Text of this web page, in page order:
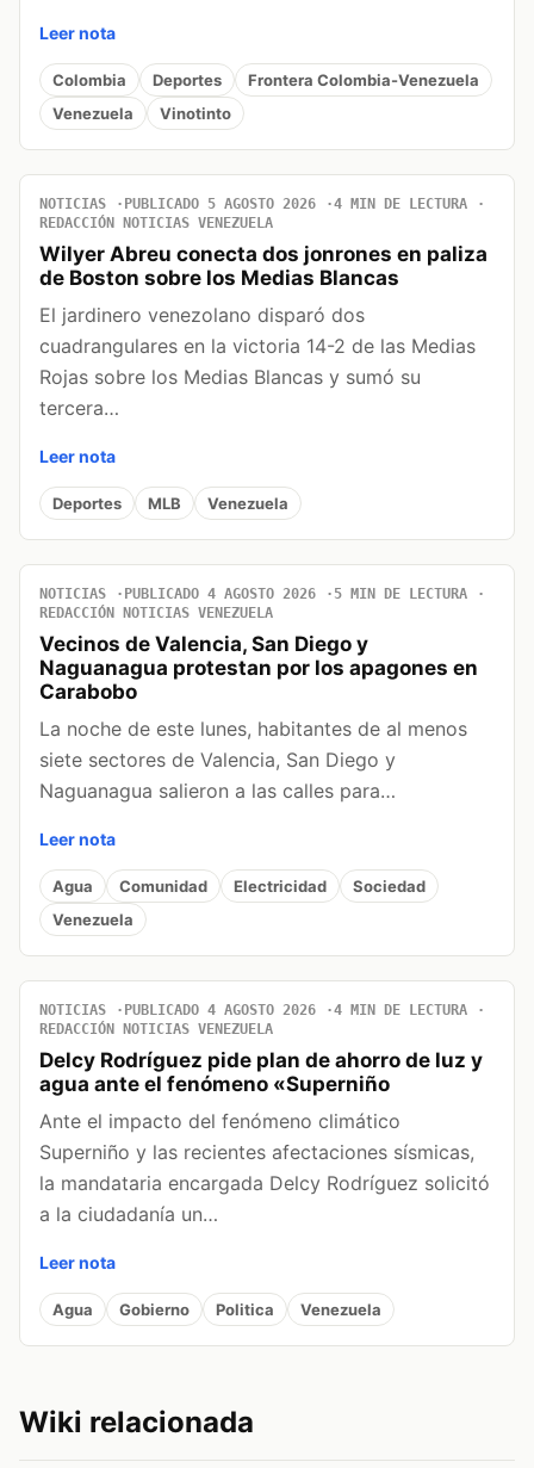
Leer nota
Colombia Deportes
Frontera Colombia-Venezuela
Venezuela
Vinotinto
NOTICIAS PUBLICADO 5 AGOSTO 2026
4 MIN DE LECTURA
REDACCIÓN NOTICIAS VENEZUELA
Wilyer Abreu conecta dos jonrones en paliza
de Boston sobre los Medias Blancas
El jardinero venezolano disparó dos
cuadrangulares en la victoria 14-2 de las Medias
Rojas sobre los Medias Blancas y sumó su
tercera…
Leer nota
Deportes MLB Venezuela
NOTICIAS PUBLICADO 4 AGOSTO 2026
5 MIN DE LECTURA
REDACCIÓN NOTICIAS VENEZUELA
Vecinos de Valencia, San Diego y
Naguanagua protestan por los apagones en
Carabobo
La noche de este lunes, habitantes de al menos
siete sectores de Valencia, San Diego y
Naguanagua salieron a las calles para…
Leer nota
Agua Comunidad Electricidad
Sociedad
Venezuela
NOTICIAS PUBLICADO 4 AGOSTO 2026
4 MIN DE LECTURA
REDACCIÓN NOTICIAS VENEZUELA
Delcy Rodríguez pide plan de ahorro de luz y
agua ante el fenómeno «Superniño
Ante el impacto del fenómeno climático
Superniño y las recientes afectaciones sísmicas,
la mandataria encargada Delcy Rodríguez solicitó
a la ciudadanía un…
Leer nota
Agua Gobierno Politica Venezuela
Wiki relacionada